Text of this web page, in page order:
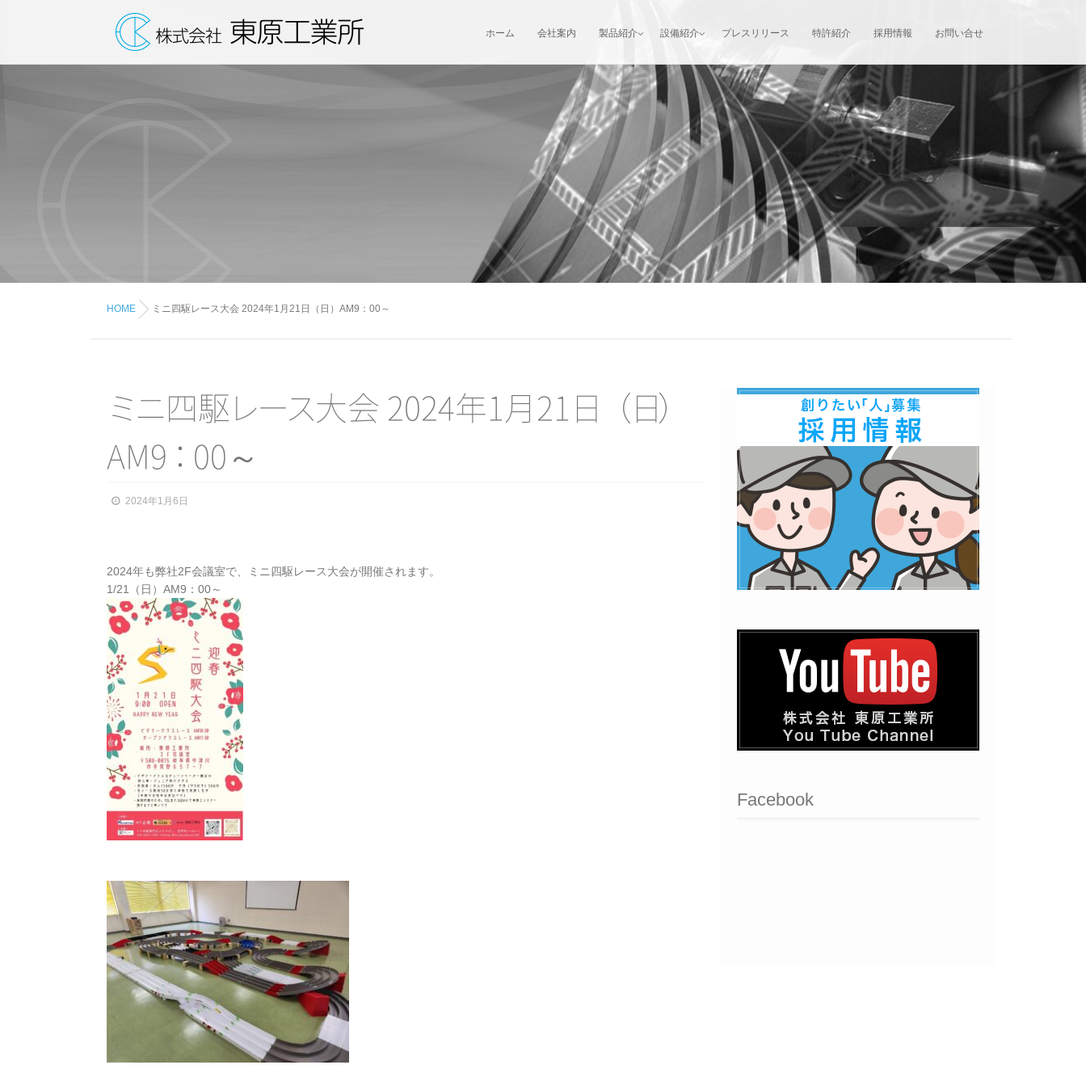
ホーム 会社案内 製品紹介 設備紹介 プレスリリース 特許紹介 採用情報 お問い合せ
HOME ミニ四駆レース大会 2024年1月21日（日）AM9：00～
ミニ 四 駆レース大会 2024年1月21 日 （ 日）
AM 9： 00～
2024年1月6日
2024年も弊社2F会議室で、ミニ四駆レース大会が開催されます。
1/21（日）AM9：00～
Facebook